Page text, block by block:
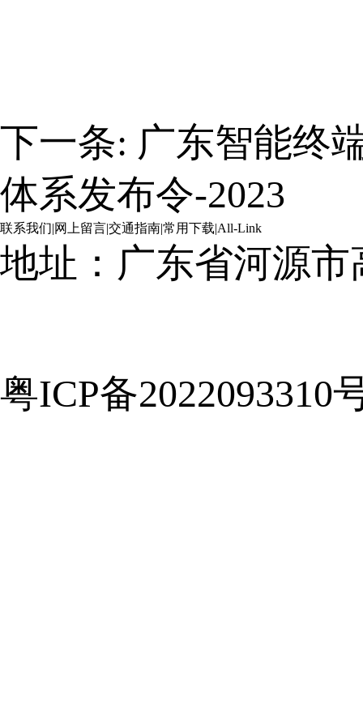
下一条: 广东智能终
体系发布令-2023
联系我们|网上留言|交通指南|常用下载|All-Link
地址：广东省河源
粤ICP备2022093310